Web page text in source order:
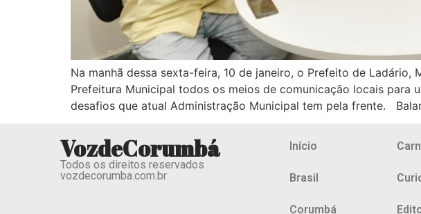
Na manhã dessa sexta-feira, 10 de janeiro, o Prefeito de Ladário,
Prefeitura Municipal todos os meios de comunicação locais
desafios que atual Administração Municipal tem pela frente.
VozdeCorumbá
Todos os direitos reservados
vozdecorumba.com.br
Início
Brasil
Corumbá